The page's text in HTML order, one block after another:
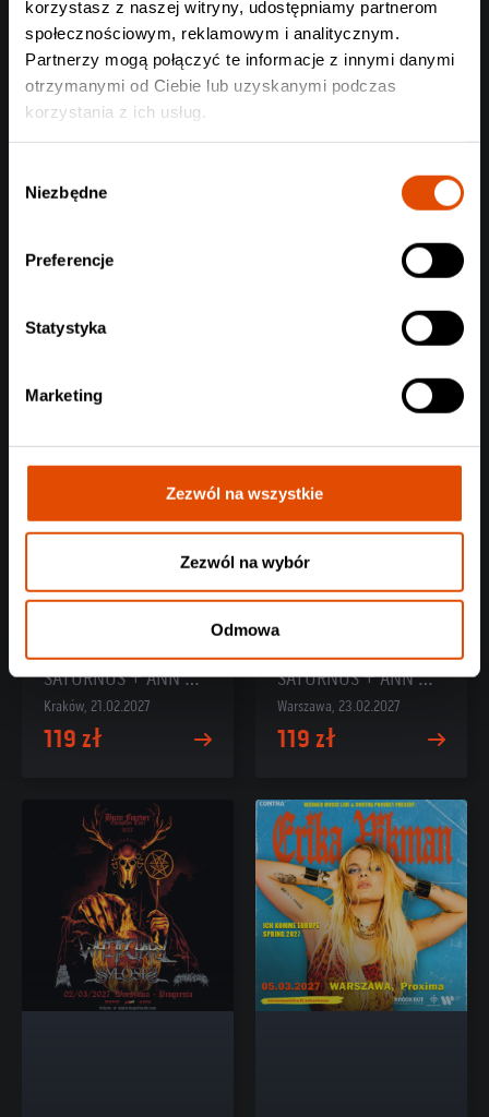
korzystasz z naszej witryny, udostępniamy partnerom
społecznościowym, reklamowym i analitycznym.
Partnerzy mogą połączyć te informacje z innymi danymi
otrzymanymi od Ciebie lub uzyskanymi podczas
korzystania z ich usług.
zgody
Niezbędne
Preferencje
Statystyka
Marketing
Zezwól na wszystkie
Zezwól na wybór
Odmowa
Warszawa, 20.02.2027
109 zł
ARANKAI + CALL ME AMOUR
Warszawa, 21.02.2027
119 zł
SATURNUS + ANN MY GUARD
Kraków, 21.02.2027
119 zł
DRACONIAN
SATURNUS + ANN MY GUARD
Warszawa, 23.02.2027
119 zł